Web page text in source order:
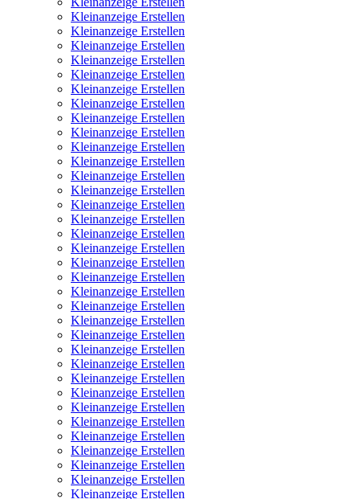
Kleinanzeige Erstellen
Kleinanzeige Erstellen
Kleinanzeige Erstellen
Kleinanzeige Erstellen
Kleinanzeige Erstellen
Kleinanzeige Erstellen
Kleinanzeige Erstellen
Kleinanzeige Erstellen
Kleinanzeige Erstellen
Kleinanzeige Erstellen
Kleinanzeige Erstellen
Kleinanzeige Erstellen
Kleinanzeige Erstellen
Kleinanzeige Erstellen
Kleinanzeige Erstellen
Kleinanzeige Erstellen
Kleinanzeige Erstellen
Kleinanzeige Erstellen
Kleinanzeige Erstellen
Kleinanzeige Erstellen
Kleinanzeige Erstellen
Kleinanzeige Erstellen
Kleinanzeige Erstellen
Kleinanzeige Erstellen
Kleinanzeige Erstellen
Kleinanzeige Erstellen
Kleinanzeige Erstellen
Kleinanzeige Erstellen
Kleinanzeige Erstellen
Kleinanzeige Erstellen
Kleinanzeige Erstellen
Kleinanzeige Erstellen
Kleinanzeige Erstellen
Kleinanzeige Erstellen